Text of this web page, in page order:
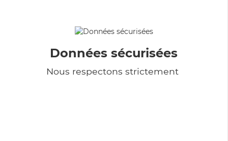
Données sécurisées
Nous respectons strictement